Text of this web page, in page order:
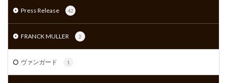
Press Release 42
FRANCK MULLER 2
ヴァンガード 1